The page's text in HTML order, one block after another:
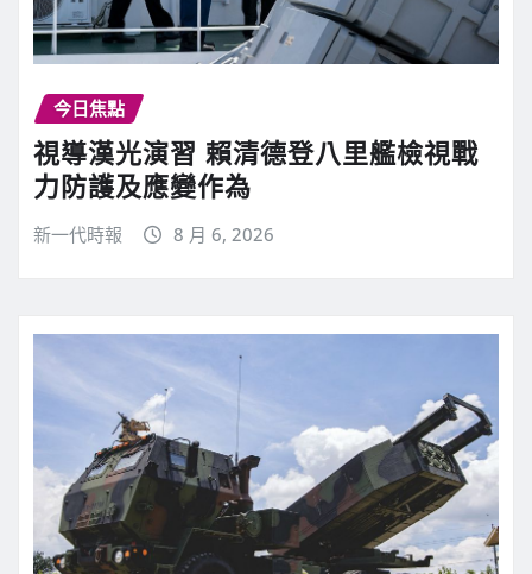
今日焦點
視導漢光演習 賴清德登八里艦檢視戰
力防護及應變作為
新一代時報 8 月 6, 2026